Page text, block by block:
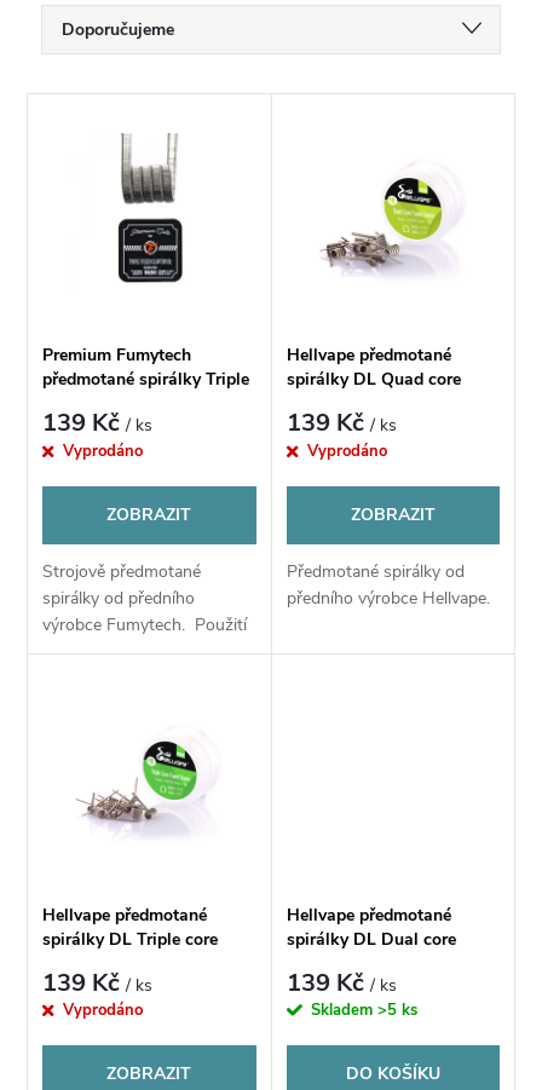
Ř
a
í
p
r
d
u
Doporučujeme
Nejprodávanější
Abecedně
s
p
r
o
d
u
Premium Fumytech
předmotané spirálky Triple
28*3+38GA 0.30Ω - 10ks
139 Kč/ ks
Vyprodáno
ZOBRAZIT
Strojově předmotané
spirálky od předního
výrobce Fumytech. Použití
pro DL
Hellvape předmotané
spirálky DL Quad core
0,28ohm - 10ks
139 Kč/ ks
Vyprodáno
ZOBRAZIT
Předmotané spirálky od
předního výrobce Hellvape.
Hellvape předmotané
spirálky DL Triple core
0,37ohm - 10ks
139 Kč/ ks
Vyprodáno
ZOBRAZIT
Hellvape předmotané
spirálky DL Dual core
0,36ohm - 10ks
139 Kč/ ks
Skladem >5 ks
DO KOŠÍKU